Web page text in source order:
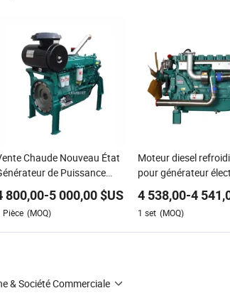
Chaude Nouveau État
de Puissance
Refroidi par Eau 4 Utilisant
Diesel Provenant de
800,00-5 000,00 $US
Pièce (MOQ)
Moteur diesel
pour générateur
4 538,00-4
1 set (MOQ)
& Société Commerciale